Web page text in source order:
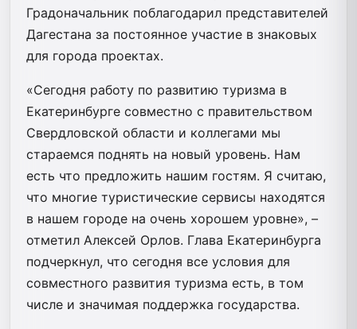
Градоначальник поблагодарил представителей
Дагестана за постоянное участие в знаковых
для города проектах.
«Сегодня работу по развитию туризма в
Екатеринбурге совместно с правительством
Свердловской области и коллегами мы
стараемся поднять на новый уровень. Нам
есть что предложить нашим гостям. Я считаю,
что многие туристические сервисы находятся
в нашем городе на очень хорошем уровне», –
отметил Алексей Орлов. Глава Екатеринбурга
подчеркнул, что сегодня все условия для
совместного развития туризма есть, в том
числе и значимая поддержка государства.